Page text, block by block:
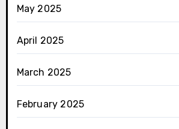
May 2025
April 2025
March 2025
February 2025